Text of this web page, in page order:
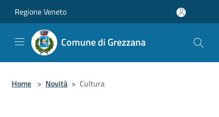
Regione Veneto
Comune di Grezzana
Home > Novità > Cultura